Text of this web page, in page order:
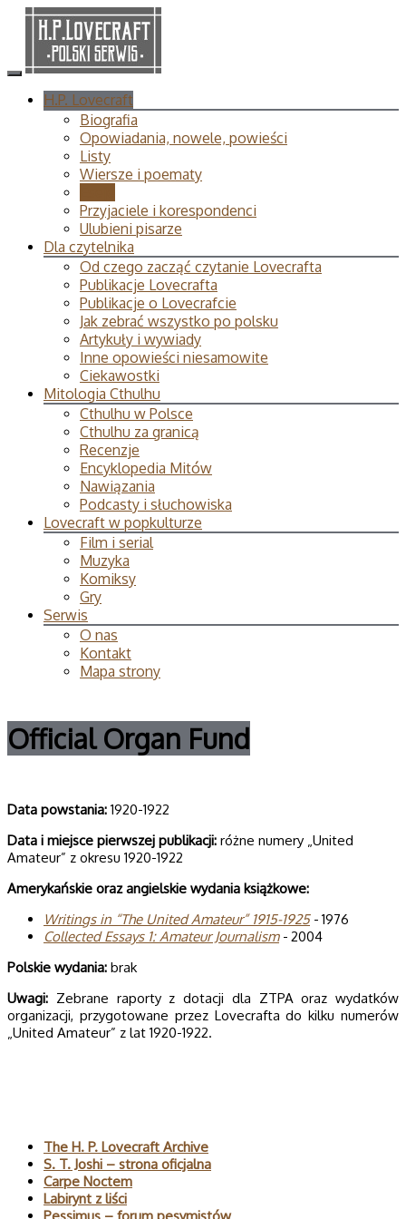
H.P. Lovecraft
Biografia
Opowiadania, nowele, powieści
Listy
Wiersze i poematy
Przyjaciele i korespondenci
Ulubieni pisarze
Dla czytelnika
Od czego zacząć czytanie Lovecrafta
Publikacje Lovecrafta
Publikacje o Lovecrafcie
Jak zebrać wszystko po polsku
Artykuły i wywiady
Inne opowieści niesamowite
Ciekawostki
Mitologia Cthulhu
Cthulhu w Polsce
Cthulhu za granicą
Recenzje
Encyklopedia Mitów
Nawiązania
Podcasty i słuchowiska
Lovecraft w popkulturze
Film i serial
Muzyka
Komiksy
Gry
Serwis
O nas
Kontakt
Mapa strony
Official Organ Fund
Data powsta­nia: 1920-1922
Data i miej­sce pierw­szej publi­ka­cji: różne numery „United
Amateur” z okresu 1920-1922
Ame­ry­kań­skie oraz angiel­skie wyda­nia książkowe:
Wri­tings in “The Uni­ted Ama­teur” 1915-1925- 1976
Col­lec­ted Essays 1: Ama­teur Jour­na­lism- 2004
Pol­skie wydania: brak
Uwagi: Zebrane raporty z dotacji dla ZTPA oraz wydatków
organizacji, przygotowane przez Lovecrafta do kilku numerów
„United Amateur” z lat 1920-1922.
The H. P. Lovecraft Archive
S. T. Joshi – strona oficjalna
Carpe Noctem
Labirynt z liści